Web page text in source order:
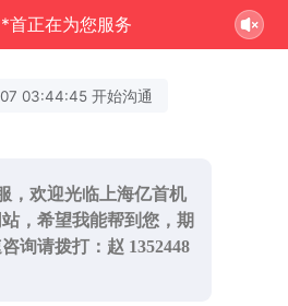
首正在为您服务
03:44:45 开始沟通
，欢迎光临上海亿首机
，希望我能帮到您，期
询请拨打：赵 1352448